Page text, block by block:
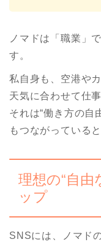
ノマドは「職業」
す。
私自身も、空港や
天気に合わせて仕
それは“働き方の自
もつながっている
理想の“自由
ップ
SNSには、ノマド